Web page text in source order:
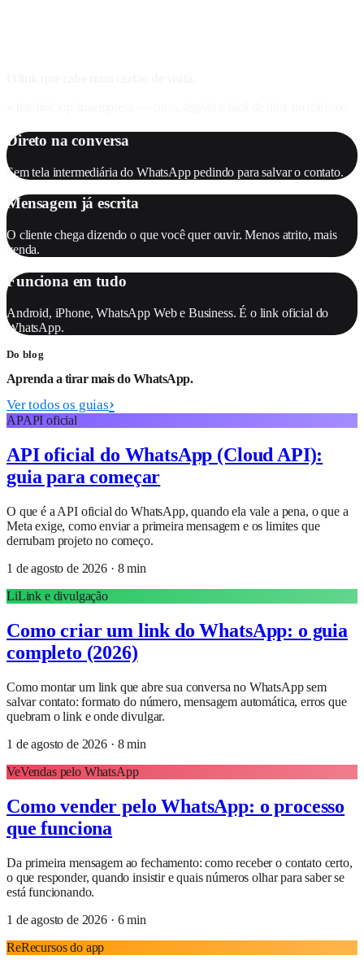
Direto na conversa
Sem tela intermediária do WhatsApp pedindo para salvar o contato.
Mensagem já escrita
O cliente chega dizendo o que você quer ouvir. Menos atrito, mais
venda.
Funciona em tudo
Android, iPhone, WhatsApp Web e Business. É o link oficial do
WhatsApp.
Do blog
Aprenda a tirar mais do WhatsApp.
Ver todos os guias
APAPI oficial
API oficial do WhatsApp (Cloud API):
guia para começar
O que é a API oficial do WhatsApp, quando ela vale a pena, o que a
Meta exige, como enviar a primeira mensagem e os limites que
derrubam projeto no começo.
1 de agosto de 2026· 8min
LiLink e divulgação
Como criar um link do WhatsApp: o guia
completo (2026)
Como montar um link que abre sua conversa no WhatsApp sem
salvar contato: formato do número, mensagem automática, erros que
quebram o link e onde divulgar.
1 de agosto de 2026· 8min
VeVendas pelo WhatsApp
Como vender pelo WhatsApp: o processo
que funciona
Da primeira mensagem ao fechamento: como receber o contato certo,
o que responder, quando insistir e quais números olhar para saber se
está funcionando.
1 de agosto de 2026· 6min
ReRecursos do app